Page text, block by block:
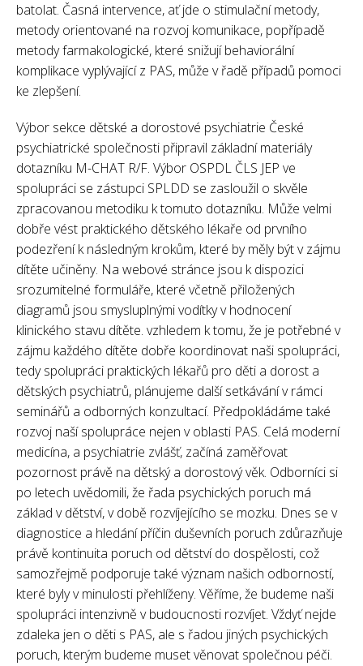
batolat. Časná intervence, ať jde o stimulační metody,
metody orientované na rozvoj komunikace, popřípadě
metody farmakologické, které snižují behaviorální
komplikace vyplývající z PAS, může v řadě případů pomoci
ke zlepšení.
Výbor sekce dětské a dorostové psychiatrie České
psychiatrické společnosti připravil základní materiály
dotazníku M-CHAT R/F. Výbor OSPDL ČLS JEP ve
spolupráci se zástupci SPLDD se zasloužil o skvěle
zpracovanou metodiku k tomuto dotazníku. Může velmi
dobře vést praktického dětského lékaře od prvního
podezření k následným krokům, které by měly být v zájmu
dítěte učiněny. Na webové stránce jsou k dispozici
srozumitelné formuláře, které včetně přiložených
diagramů jsou smysluplnými vodítky v hodnocení
klinického stavu dítěte. vzhledem k tomu, že je potřebné v
zájmu každého dítěte dobře koordinovat naši spolupráci,
tedy spolupráci praktických lékařů pro děti a dorost a
dětských psychiatrů, plánujeme další setkávání v rámci
seminářů a odborných konzultací. Předpokládáme také
rozvoj naší spolupráce nejen v oblasti PAS. Celá moderní
medicína, a psychiatrie zvlášť, začíná zaměřovat
pozornost právě na dětský a dorostový věk. Odborníci si
po letech uvědomili, že řada psychických poruch má
základ v dětství, v době rozvíjejícího se mozku. Dnes se v
diagnostice a hledání příčin duševních poruch zdůrazňuje
právě kontinuita poruch od dětství do dospělosti, což
samozřejmě podporuje také význam našich odborností,
které byly v minulosti přehlíženy. Věříme, že budeme naši
spolupráci intenzivně v budoucnosti rozvíjet. Vždyť nejde
zdaleka jen o děti s PAS, ale s řadou jiných psychických
poruch, kterým budeme muset věnovat společnou péči.